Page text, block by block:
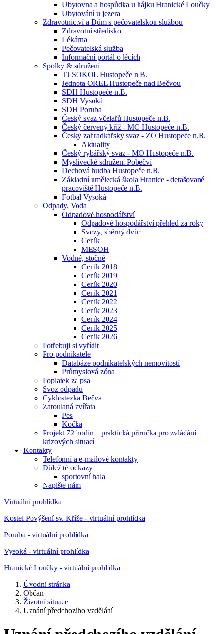
Ubytovna a hospůdka u hájku Hranické Loučky
Ubytování u jezera
Zdravotnictví a Dům s pečovatelskou službou
Zdravotní středisko
Lékárna
Pečovatelská služba
Informační portál o lécích
Spolky & sdružení
TJ SOKOL Hustopeče n.B.
Jednota OREL Hustopeče nad Bečvou
SDH Hustopeče n.B.
SDH Vysoká
SDH Poruba
Český svaz včelařů Hustopeče n.B.
Český červený kříž - MO Hustopeče n.B.
Český zahradkářský svaz - ZO Hustopeče n.B.
Aktuality
Český rybářský svaz - MO Hustopeče n.B.
Myslivecké sdružení Pobečví
Dechová hudba Hustopeče n.B.
Základní umělecká škola Hranice - detašované
pracoviště Hustopeče n.B.
Fotbal Vysoká
Odpady, Voda
Odpadové hospodářství
Odpadové hospodářství přehled za roky
Svozy, sběrný dvůr
Ceník
MESOH
Vodné, stočné
Ceník 2018
Ceník 2019
Ceník 2020
Ceník 2021
Ceník 2022
Ceník 2023
Ceník 2024
Ceník 2025
Ceník 2026
Potřebuji si vyřídit
Pro podnikatele
Databáze podnikatelských nemovitostí
Průmyslová zóna
Poplatek za psa
Svoz odpadu
Cyklostezka Bečva
Zatoulaná zvířata
Pes
Kočka
Projekt 72 hodin – praktická příručka pro zvládání
krizových situací
Kontakty
Telefonní a e-mailové kontakty
Důležité odkazy
sportovní hala
Napište nám
Virtuální prohlídka
Kostel Povýšení sv. Kříže - virtuální prohlídka
Poruba - virtuální prohlídka
Vysoká - virtuální prohlídka
Hranické Loučky - virtuální prohlídka
Úvodní stránka
Občan
Životní situace
Uznání předchozího vzdělání